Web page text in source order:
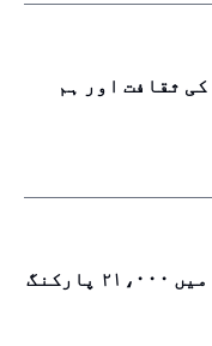
ثقافت اور ہم
دبئی میں سالک نظام میں ۲۱،۰۰۰ پارکنگ